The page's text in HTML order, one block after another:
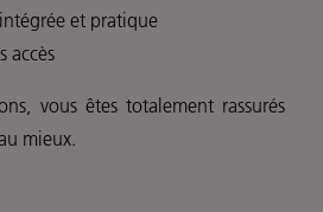
et pratique
accès
vous êtes totalement rassurés
mieux.